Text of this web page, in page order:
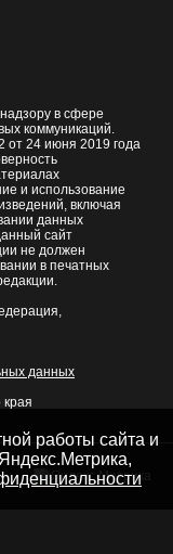
в сфере
коммуникаций.
24 июня 2019 года
и использование
включая
данных
сайт
не должен
в печатных
данных
края
работы сайта и